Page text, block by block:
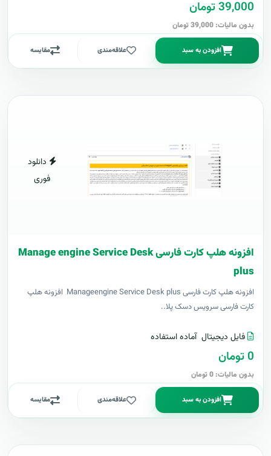
39,000 تومان
بدون مالیات: 39,000 تومان
افزودن به سبد علاقه‌مندی مقایسه
دانلود
فوری
افزونه هلپ کارت فارسی Manage engine Service Desk
plus
افزونه هلپ کارت فارسی Manageengine Service Desk plus افزونه هلپ
کارت فارسی سرویس دسک پلا..
فایل دیجیتال آماده استفاده
0 تومان
بدون مالیات: 0 تومان
افزودن به سبد علاقه‌مندی مقایسه